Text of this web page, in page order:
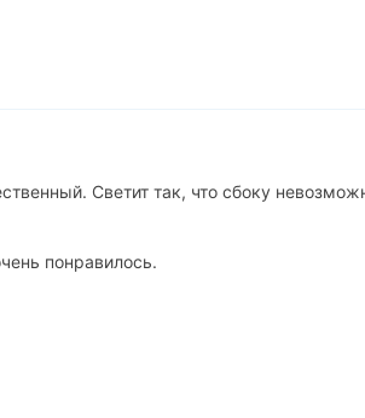
Светит так, что сбоку
понравилось.